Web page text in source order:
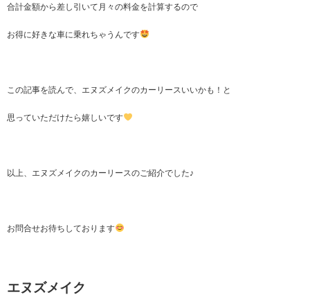
合計金額から差し引いて月々の料金を計算するので
お得に好きな車に乗れちゃうんです
この記事を読んで、エヌズメイクのカーリースいいかも！と
思っていただけたら嬉しいです
以上、エヌズメイクのカーリースのご紹介でした♪
お問合せお待ちしております
エヌズメイク